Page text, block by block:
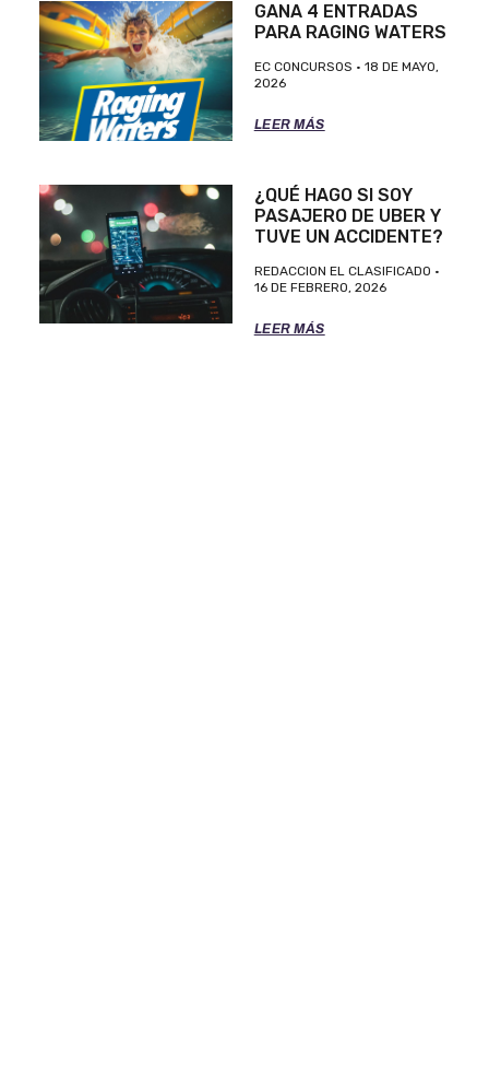
GANA 4 ENTRADAS
PARA RAGING WATERS
EC CONCURSOS
18 DE MAYO,
2026
LEER MÁS
¿QUÉ HAGO SI SOY
PASAJERO DE UBER Y
TUVE UN ACCIDENTE?
REDACCION EL CLASIFICADO
16 DE FEBRERO, 2026
LEER MÁS